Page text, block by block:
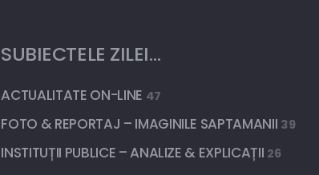
SUBIECTELE ZILEI…
ACTUALITATE ON-LINE 47
FOTO & REPORTAJ – IMAGINILE SAPTAMANII 39
INSTITUȚII PUBLICE – ANALIZE & EXPLICAȚII 26